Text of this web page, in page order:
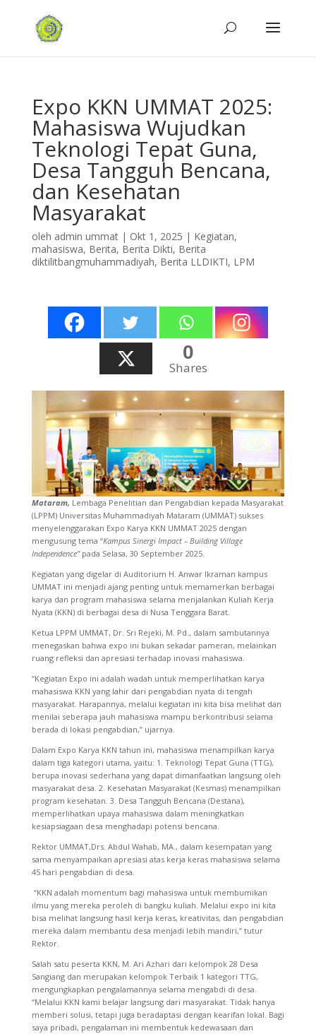
Expo KKN UMMAT 2025:
Mahasiswa Wujudkan
Teknologi Tepat Guna,
Desa Tangguh Bencana,
dan Kesehatan
Masyarakat
oleh admin ummat| Okt 1, 2025 | Kegiatan,
mahasiswa, Berita, Berita Dikti, Berita
diktilitbangmuhammadiyah, Berita LLDIKTI, LPM
0
Shares
Mataram, Lembaga Penelitian dan Pengabdian kepada Masyarakat
(LPPM) Universitas Muhammadiyah Mataram (UMMAT) sukses
menyelenggarakan Expo Karya KKN UMMAT 2025 dengan
mengusung tema “Kampus Sinergi Impact – Building Village
Independence” pada Selasa, 30 September 2025.
Kegiatan yang digelar di Auditorium H. Anwar Ikraman kampus
UMMAT ini menjadi ajang penting untuk memamerkan berbagai
karya dan program mahasiswa selama menjalankan Kuliah Kerja
Nyata (KKN) di berbagai desa di Nusa Tenggara Barat.
Ketua LPPM UMMAT, Dr. Sri Rejeki, M. Pd., dalam sambutannya
menegaskan bahwa expo ini bukan sekadar pameran, melainkan
ruang refleksi dan apresiasi terhadap inovasi mahasiswa.
“Kegiatan Expo ini adalah wadah untuk memperlihatkan karya
mahasiswa KKN yang lahir dari pengabdian nyata di tengah
masyarakat. Harapannya, melalui kegiatan ini kita bisa melihat dan
menilai seberapa jauh mahasiswa mampu berkontribusi selama
berada di lokasi pengabdian,” ujarnya.
Dalam Expo Karya KKN tahun ini, mahasiswa menampilkan karya
dalam tiga kategori utama, yaitu: 1. Teknologi Tepat Guna (TTG),
berupa inovasi sederhana yang dapat dimanfaatkan langsung oleh
masyarakat desa. 2. Kesehatan Masyarakat (Kesmas) menampilkan
program kesehatan. 3. Desa Tangguh Bencana (Destana),
memperlihatkan upaya mahasiswa dalam meningkatkan
kesiapsiagaan desa menghadapi potensi bencana.
Rektor UMMAT,Drs. Abdul Wahab, MA., dalam kesempatan yang
sama menyampaikan apresiasi atas kerja keras mahasiswa selama
45 hari pengabdian di desa.
“KKN adalah momentum bagi mahasiswa untuk membumikan
ilmu yang mereka peroleh di bangku kuliah. Melalui expo ini kita
bisa melihat langsung hasil kerja keras, kreativitas, dan pengabdian
mereka dalam membantu desa menjadi lebih mandiri,” tutur
Rektor.
Salah satu peserta KKN, M. Ari Azhari dari kelompok 28 Desa
Sangiang dan merupakan kelompok Terbaik 1 kategori TTG,
mengungkapkan pengalamannya selama mengabdi di desa.
“Melalui KKN kami belajar langsung dari masyarakat. Tidak hanya
memberi solusi, tetapi juga beradaptasi dengan kearifan lokal. Bagi
saya pribadi, pengalaman ini membentuk kedewasaan dan